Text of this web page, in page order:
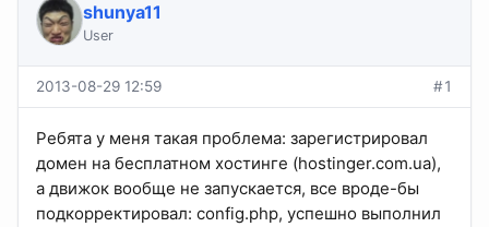
shunya11
User
2013-08-29 12:59 #1
Ребята у меня такая проблема: зарегистрировал
домен на бесплатном хостинге (hostinger.com.ua),
а движок вообще не запускается, все вроде-бы
подкорректировал: config.php, успешно выполнил